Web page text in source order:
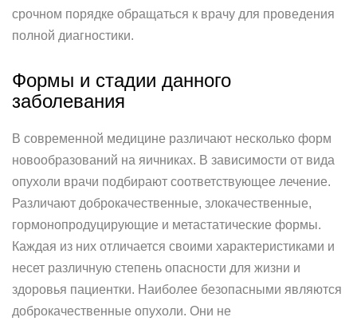
срочном порядке обращаться к врачу для проведения
полной диагностики.
Формы и стадии данного
заболевания
В современной медицине различают несколько форм
новообразований на яичниках. В зависимости от вида
опухоли врачи подбирают соответствующее лечение.
Различают доброкачественные, злокачественные,
гормонопродуцирующие и метастатические формы.
Каждая из них отличается своими характеристиками и
несет различную степень опасности для жизни и
здоровья пациентки. Наиболее безопасными являются
доброкачественные опухоли. Они не